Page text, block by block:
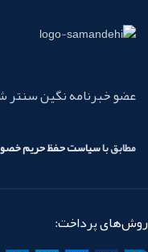
عضو خبرنامه نگین سنتر
مطابق باسیاست حفظ حریم
روش‌های پرداخت: